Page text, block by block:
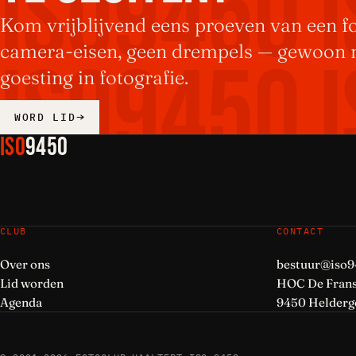
ISO9450
ISO9450
ISO9450
Kom vrijblijvend eens proeven van een
camera-eisen, geen drempels — gewoon
goesting in fotografie.
WORD LID
ISO9450
CLUB
Over ons
Lid worden
Agenda
CONTACT
HOC De
9450